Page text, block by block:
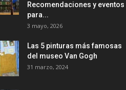
Recomendaciones y eventos
para...
3 mayo, 2026
Las 5 pinturas más famosas
del museo Van Gogh
31 marzo, 2024